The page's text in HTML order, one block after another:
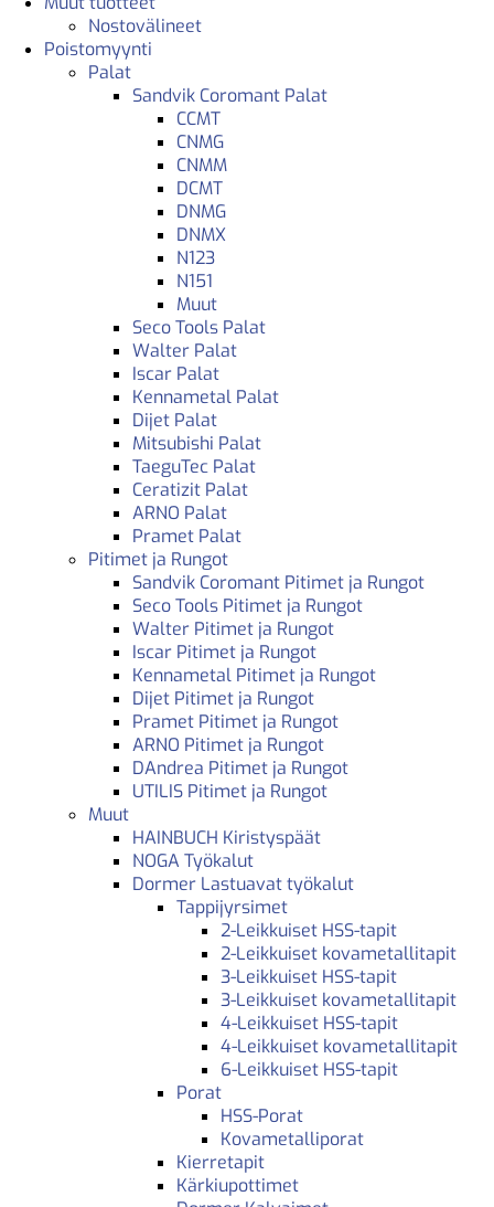
Nostovälineet
Poistomyynti
Palat
Sandvik Coromant Palat
CCMT
CNMG
CNMM
DCMT
DNMG
DNMX
N123
N151
Muut
Seco Tools Palat
Walter Palat
Iscar Palat
Kennametal Palat
Dijet Palat
Mitsubishi Palat
TaeguTec Palat
Ceratizit Palat
ARNO Palat
Pramet Palat
Pitimet ja Rungot
Sandvik Coromant Pitimet ja Rungot
Seco Tools Pitimet ja Rungot
Walter Pitimet ja Rungot
Iscar Pitimet ja Rungot
Kennametal Pitimet ja Rungot
Dijet Pitimet ja Rungot
Pramet Pitimet ja Rungot
ARNO Pitimet ja Rungot
DAndrea Pitimet ja Rungot
UTILIS Pitimet ja Rungot
Muut
HAINBUCH Kiristyspäät
NOGA Työkalut
Dormer Lastuavat työkalut
Tappijyrsimet
2-Leikkuiset HSS-tapit
2-Leikkuiset kovametallitapit
3-Leikkuiset HSS-tapit
3-Leikkuiset kovametallitapit
4-Leikkuiset HSS-tapit
4-Leikkuiset kovametallitapit
6-Leikkuiset HSS-tapit
Porat
HSS-Porat
Kovametalliporat
Kierretapit
Kärkiupottimet